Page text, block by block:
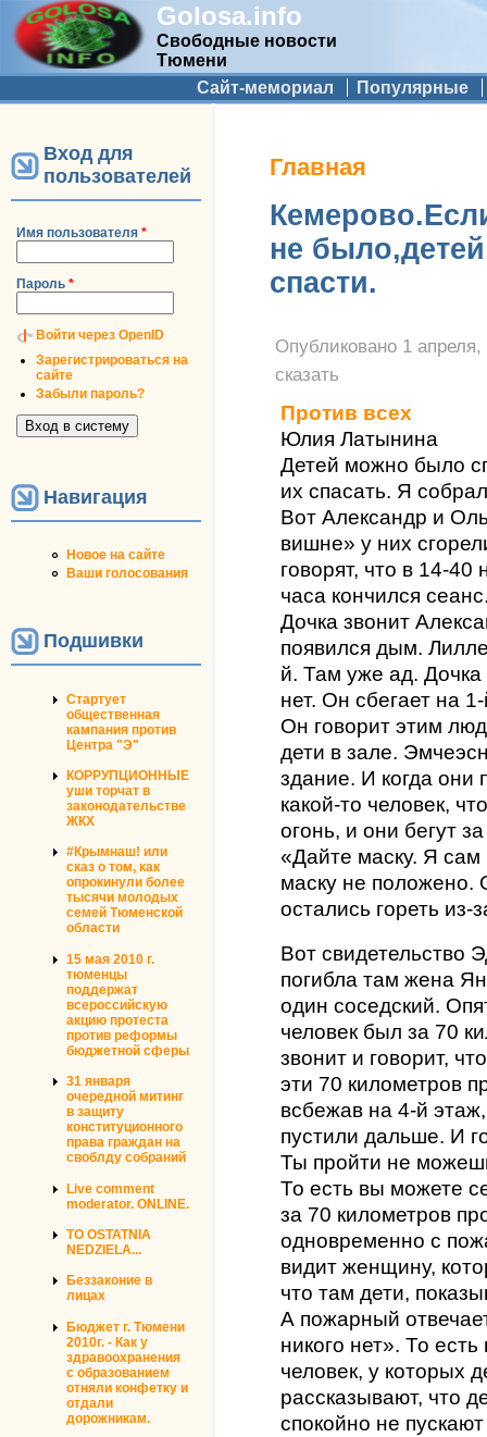
Golosa.info
Свободные новости
Тюмени
Дополнительное меню
Сайт-мемориал Популярные
Вход для
пользователей
Имя пользователя *
Пароль *
Войти через OpenID
Зарегистрироваться на
сайте
Забыли пароль?
Навигация
Новое на сайте
Ваши голосования
Подшивки
Стартует
общественная
кампания против
Центра "Э"
КОРРУПЦИОННЫЕ
уши торчат в
законодательстве
ЖКХ
#Крымнаш! или
сказ о том, как
опрокинули более
тысячи молодых
семей Тюменской
области
15 мая 2010 г.
тюменцы
поддержат
всероссийскую
акцию протеста
против реформы
бюджетной сферы
31 января
очередной митинг
в защиту
конституционного
права граждан на
своблду собраний
Live comment
moderator. ONLINE.
TO OSTATNIA
NEDZIELA...
Беззаконие в
лицах
Бюджет г. Тюмени
2010г. - Как у
здравоохранения
с образованием
отняли конфетку и
отдали
дорожникам.
Вы здесь
Главная
не
спасти.
Опубликовано 1
сказать
Против всех
Юлия Латынина
Детей можно было
их спасать. Я
Вот Александр и
вишне» у них
говорят, что в 14-
часа кончился
Дочка звонит
появился дым.
й. Там уже ад. Дочка
нет. Он сбегает на
Он говорит этим
дети в зале.
здание. И когда они
какой-то человек,
огонь, и они бегут
«Дайте маску. Я сам
маску не положено.
остались гореть из-
Вот свидетельство
погибла там жена
один соседский.
человек был за 70
звонит и говорит,
эти 70 километров
всбежав на 4-й
пустили дальше. И
Ты пройти не
То есть вы можете
за 70 километров
одновременно с
видит женщину,
что там дети,
А пожарный
никого нет». То
человек, у которых
рассказывают, что
спокойно не